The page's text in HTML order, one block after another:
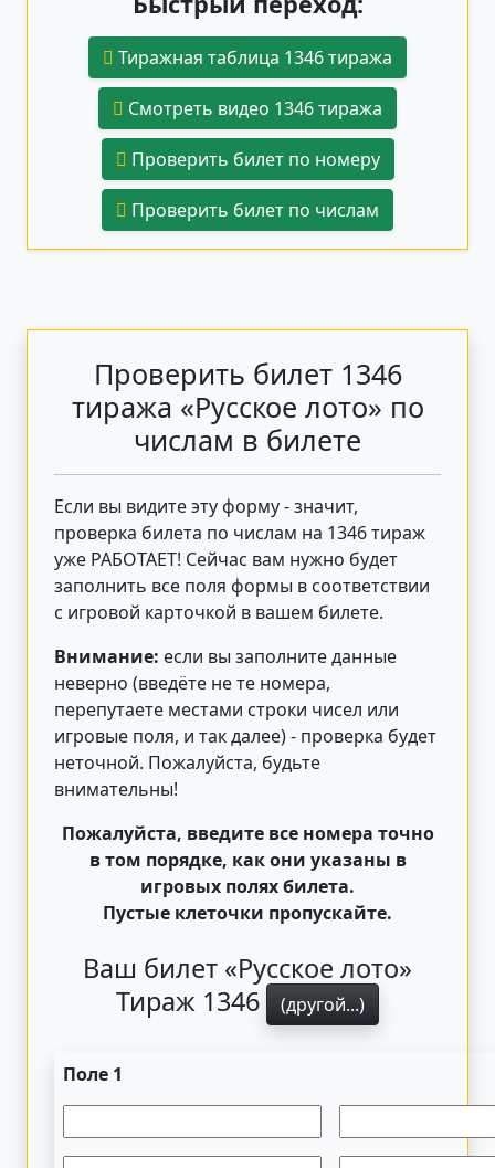
Тиражная таблица 1346 тиража
Смотреть видео 1346 тиража
Проверить билет по номеру
Проверить билет по числам
Проверить билет 1346
тиража «Русское лото» по
числам в билете
Если вы видите эту форму - значит,
проверка билета по числам на 1346 тираж
уже РАБОТАЕТ! Сейчас вам нужно будет
заполнить все поля формы в соответствии
с игровой карточкой в вашем билете.
Внимание: если вы заполните данные
неверно (введёте не те номера,
перепутаете местами строки чисел или
игровые поля, и так далее) - проверка будет
неточной. Пожалуйста, будьте
внимательны!
Пожалуйста, введите все номера точно
в том порядке, как они указаны в
игровых полях билета.
Пустые клеточки пропускайте.
Ваш билет «Русское лото»
Тираж 1346
(другой...)
Поле 1